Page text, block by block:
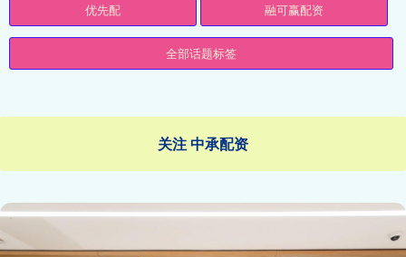
优先配 融可赢配资
全部话题标签
关注 中承配资